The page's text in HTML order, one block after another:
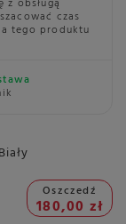
z obsługą
czas
tego produktu
Oszczedź
180,00 zł